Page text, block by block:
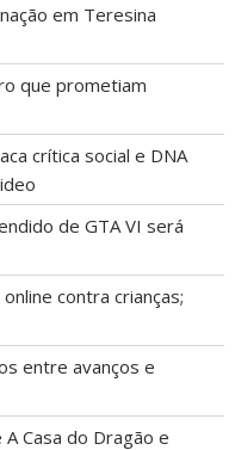
em Teresina
que prometiam
crítica social e DNA
de GTA VI será
contra crianças;
entre avanços e
Casa do Dragão e